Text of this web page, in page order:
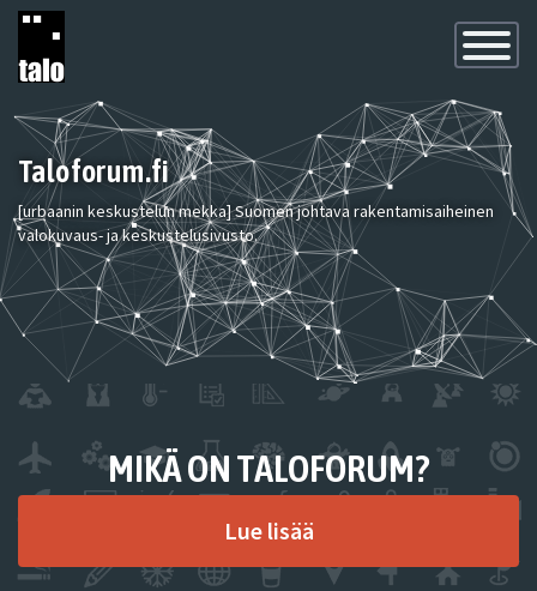
Toggle
Taloforum.fi
[urbaanin keskustelun mekka] Suomen johtava rakentamisaiheinen
valokuvaus- ja keskustelusivusto.
MIKÄ ON TALOFORUM?
Lue lisää